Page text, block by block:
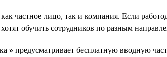
частное лицо, так и компания. Если
обучить сотрудников по разным
» предусматривает бесплатную вводную